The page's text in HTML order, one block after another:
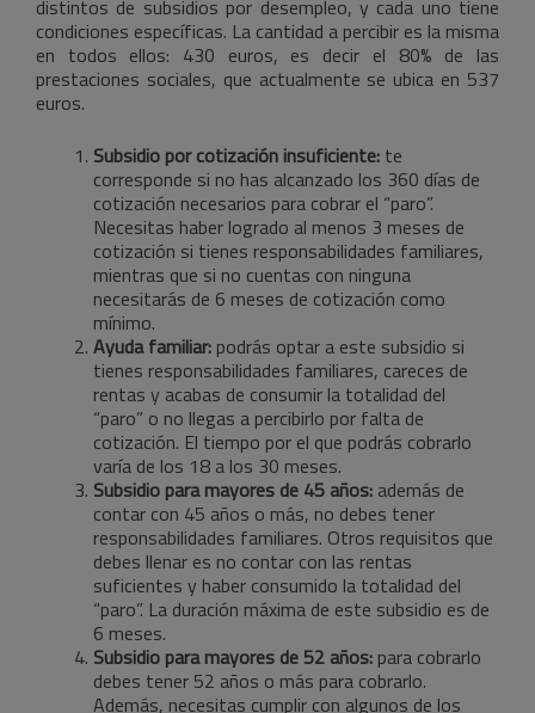
distintos de subsidios por desempleo, y cada uno tiene
condiciones específicas. La cantidad a percibir es la misma
en todos ellos: 430 euros, es decir el 80% de las
prestaciones sociales, que actualmente se ubica en 537
euros.
Subsidio por cotización insuficiente: te
corresponde si no has alcanzado los 360 días de
cotización necesarios para cobrar el “paro”.
Necesitas haber logrado al menos 3 meses de
cotización si tienes responsabilidades familiares,
mientras que si no cuentas con ninguna
necesitarás de 6 meses de cotización como
mínimo.
Ayuda familiar: podrás optar a este subsidio si
tienes responsabilidades familiares, careces de
rentas y acabas de consumir la totalidad del
“paro” o no llegas a percibirlo por falta de
cotización. El tiempo por el que podrás cobrarlo
varía de los 18 a los 30 meses.
Subsidio para mayores de 45 años: además de
contar con 45 años o más, no debes tener
responsabilidades familiares. Otros requisitos que
debes llenar es no contar con las rentas
suficientes y haber consumido la totalidad del
“paro”. La duración máxima de este subsidio es de
6 meses.
Subsidio para mayores de 52 años: para cobrarlo
debes tener 52 años o más para cobrarlo.
Además, necesitas cumplir con algunos de los